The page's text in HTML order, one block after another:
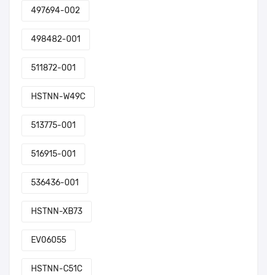
497694-002
498482-001
511872-001
HSTNN-W49C
513775-001
516915-001
536436-001
HSTNN-XB73
EV06055
HSTNN-C51C